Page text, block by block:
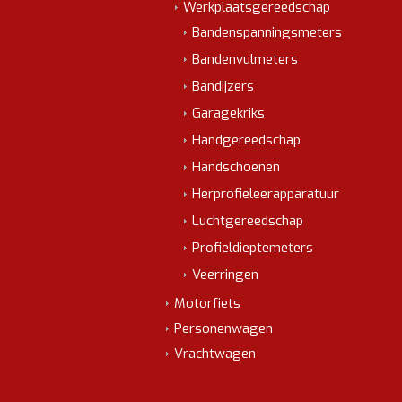
Werkplaatsgereedschap
Bandenspanningsmeters
Bandenvulmeters
Bandijzers
Garagekriks
Handgereedschap
Handschoenen
Herprofieleerapparatuur
Luchtgereedschap
Profieldieptemeters
Veerringen
Motorfiets
Personenwagen
Vrachtwagen